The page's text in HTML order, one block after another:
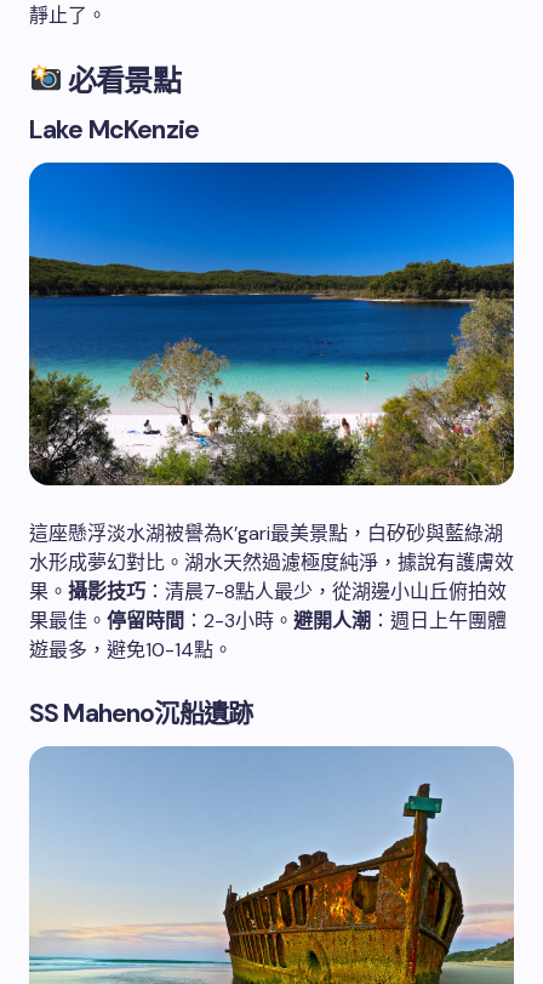
靜止了。
必看景點
Lake McKenzie
這座懸浮淡水湖被譽為K’gari最美景點，白矽砂與藍綠湖
水形成夢幻對比。湖水天然過濾極度純淨，據說有護膚效
果。 攝影技巧 ：清晨7-8點人最少，從湖邊小山丘俯拍效
果最佳。 停留時間 ：2-3小時。 避開人潮 ：週日上午團體
遊最多，避免10-14點。
SS Maheno沉船遺跡